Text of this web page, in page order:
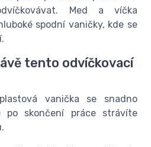
Med a víčka
spodní vaničky, kde se
tento odvíčkovací
vanička se snadno
skončení práce strávíte